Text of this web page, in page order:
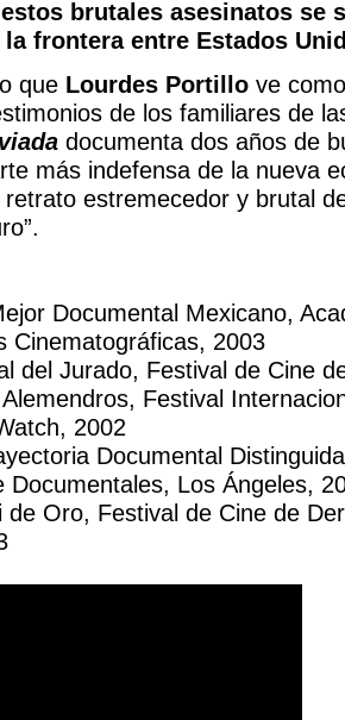
brutales asesinatos se
frontera entre Estados
que Lourdes Portillo ve
de los familiares de
documenta dos años de
más indefensa de la nueva
estremecedor y brutal
Documental Mexicano,
Cinematográficas, 2003
del Jurado, Festival de Cine
Festival
2002
Documental
Documentales, Los Ángeles,
de Oro, Festival de Cine de